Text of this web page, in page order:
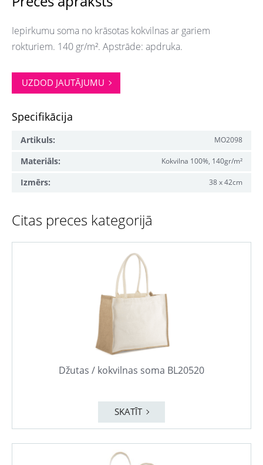
Iepirkumu soma no krāsotas kokvilnas ar gariem
rokturiem. 140 gr/m². Apstrāde: apdruka.
UZDOD JAUTĀJUMU
Specifikācija
Artikuls: MO2098
Materiāls: Kokvilna 100%, 140gr/m²
Izmērs: 38 x 42cm
Citas preces kategorijā
Džutas / kokvilnas soma BL20520
SKATĪT